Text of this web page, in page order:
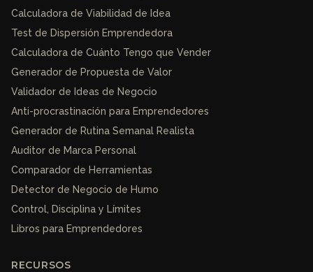
Calculadora de Viabilidad de Idea
Test de Dispersión Emprendedora
Calculadora de Cuánto Tengo que Vender
Generador de Propuesta de Valor
Validador de Ideas de Negocio
Anti-procrastinación para Emprendedores
Generador de Rutina Semanal Realista
Auditor de Marca Personal
Comparador de Herramientas
Detector de Negocio de Humo
Control, Disciplina y Límites
Libros para Emprendedores
RECURSOS